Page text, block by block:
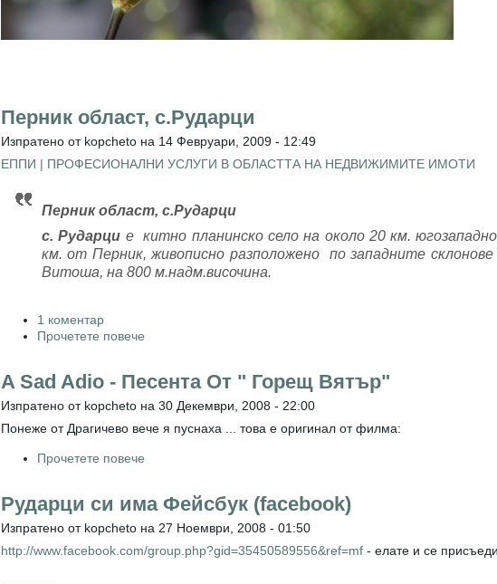
Перник област, с.Рударци
Изпратено от kopcheto на 14 Февруари, 2009 - 12:49
ЕППИ | ПРОФЕСИОНАЛНИ УСЛУГИ В ОБЛАСТТА НА НЕДВИЖИМИТЕ ИМОТИ
Перник област, с.Рударци
с. Рударци е китно планинско село на около 20 км.
км. от Перник, живописно разположено по западните склонове
Витоша, на 800 м.надм.височина.
1 коментар
Прочетете повече
A Sad Adio - Песента От " Горещ Вятър"
Изпратено от kopcheto на 30 Декември, 2008 - 22:00
Понеже от Драгичево вече я пуснаха ... това е оригинал от филма:
Прочетете повече
Рударци си има Фейсбук (facebook)
Изпратено от kopcheto на 27 Ноември, 2008 - 01:50
http://www.facebook.com/group.php?gid=35450589556&ref=mf - елате и се